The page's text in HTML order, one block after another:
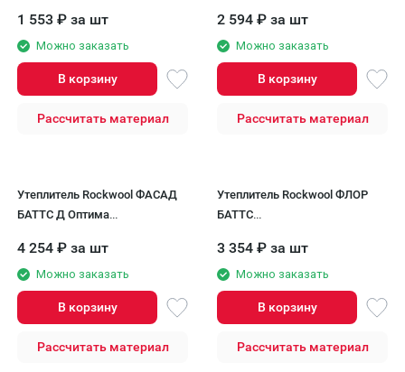
1 553 ₽ за шт
Можно заказать
В корзину
Рассчитать материал
(32упак/палл) Rockwool
2 594 ₽ за шт
Можно заказать
В корзину
Рассчитать материал
Утеплитель Rockwool ФАСАД
БАТТС Д Оптима
(32упак/палл) Rockwool
4 254 ₽ за шт
Можно заказать
В корзину
Рассчитать материал
Утеплитель Rockwool ФЛОР
БАТТС
(32упак/пал) Rockwool
3 354 ₽ за шт
Можно заказать
В корзину
Рассчитать материал